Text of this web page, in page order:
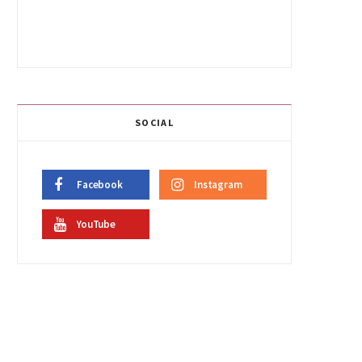
SOCIAL
Facebook Instagram
YouTube